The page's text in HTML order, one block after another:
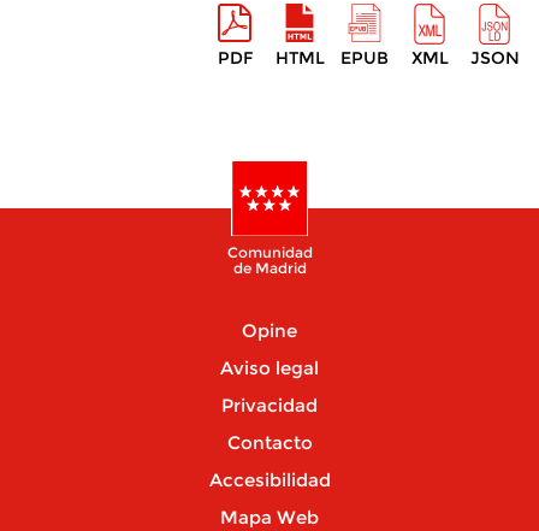
PDF HTML EPUB XML JSON
Comunidad
de Madrid
Opine
Aviso legal
Privacidad
Contacto
Accesibilidad
Mapa Web